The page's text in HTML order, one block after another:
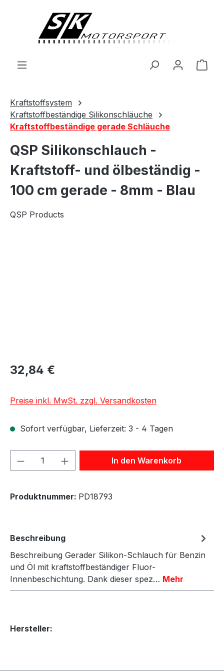
Kraftstoffsystem
Kraftstoffbeständige Silikonschläuche
Kraftstoffbeständige gerade Schläuche
QSP Silikonschlauch -
Kraftstoff- und ölbeständig -
100 cm gerade - 8mm - Blau
QSP Products
32,84 €
Preise inkl. MwSt. zzgl. Versandkosten
Sofort verfügbar, Lieferzeit: 3 - 4 Tagen
Produkt Anzahl: Gib denIn den Warenkorb
Produktnummer: PD18793
Beschreibung
Beschreibung Gerader Silikon-Schlauch für Benzin
und Öl mit kraftstoffbeständiger Fluor-
Innenbeschichtung. Dank dieser spez… Mehr
Hersteller: